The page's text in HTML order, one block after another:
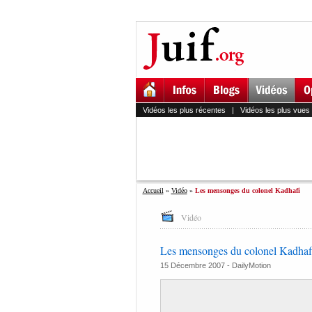
Vidéos les plus récentes | Vidéos les plus vues
Accueil » Vidéo» Les mensonges du colonel Kadhafi
Vidéo
Les mensonges du colonel
15 Décembre 2007 - DailyMotion